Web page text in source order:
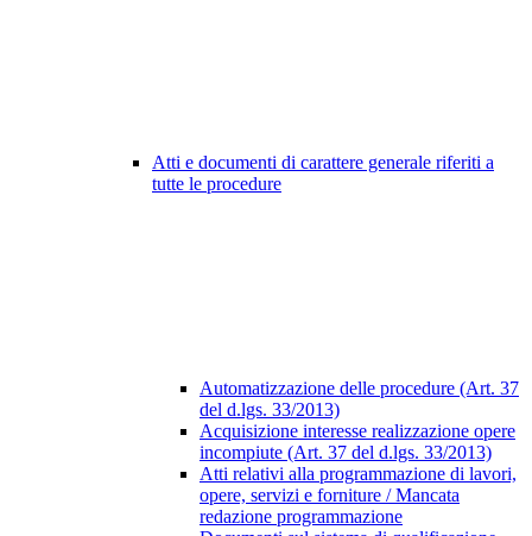
Atti e documenti di carattere generale riferiti a
tutte le procedure
Automatizzazione delle procedure (Art. 37
del d.lgs. 33/2013)
Acquisizione interesse realizzazione opere
incompiute (Art. 37 del d.lgs. 33/2013)
Atti relativi alla programmazione di lavori,
opere, servizi e forniture / Mancata
redazione programmazione